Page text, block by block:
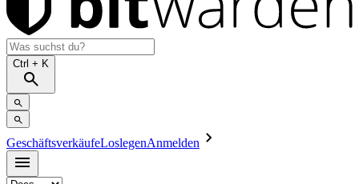
Ctrl + K
GeschäftsverkäufeLoslegenAnmelden